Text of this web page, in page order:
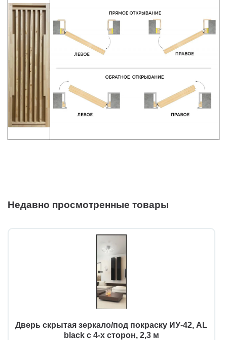
Недавно просмотренные товары
Дверь скрытая зеркало/под покраску ИУ-42, AL
black с 4-х сторон, 2,3 м